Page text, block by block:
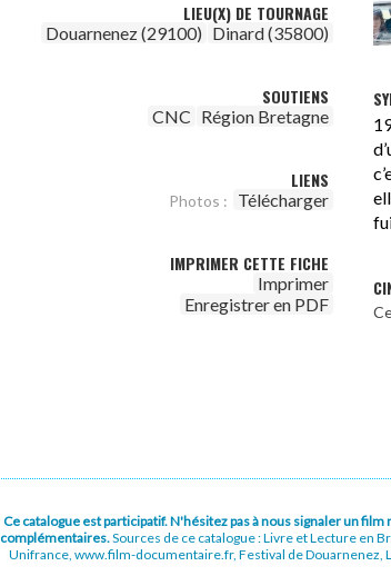
LIEU(X) DE TOURNAGE
Douarnenez (29100) Dinard (35800)
SOUTIENS
CNC Région Bretagne
LIENS
Photos : Télécharger
IMPRIMER CETTE FICHE
Imprimer
Enregistrer en PDF
Ce catalogue est participatif. N'hésitez pas à nous signaler un
complémentaires.Sources de ce catalogue : Livre et Lecture en
Unifrance, www.film-documentaire.fr, Festival de Douarnenez,